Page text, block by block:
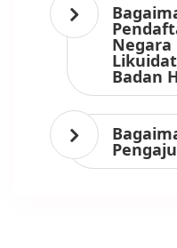
Badan